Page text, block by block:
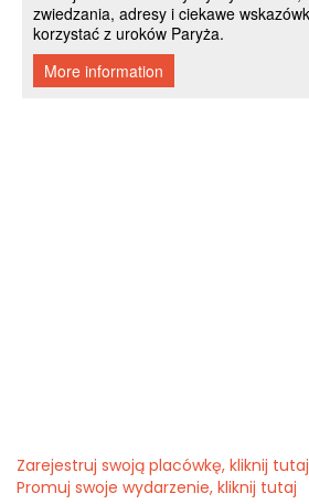
Zarejestruj swoją placówkę, kliknij tutaj
Promuj swoje wydarzenie, kliknij tutaj